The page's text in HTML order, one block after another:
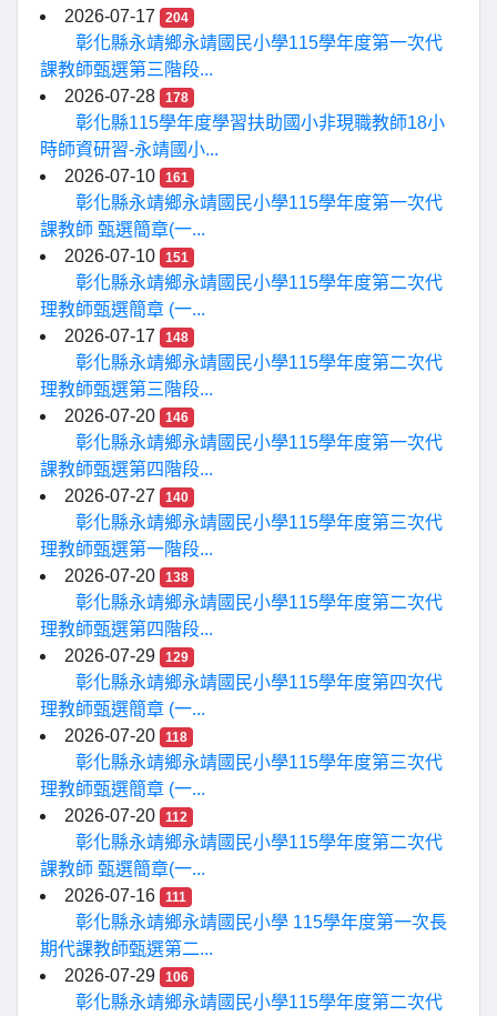
2026-07-17
204
彰化縣永靖鄉永靖國民小學115學年度第一次代
課教師甄選第三階段...
2026-07-28
178
彰化縣115學年度學習扶助國小非現職教師18小
時師資研習-永靖國小...
2026-07-10
161
彰化縣永靖鄉永靖國民小學115學年度第一次代
課教師 甄選簡章(一...
2026-07-10
151
彰化縣永靖鄉永靖國民小學115學年度第二次代
理教師甄選簡章 (一...
2026-07-17
148
彰化縣永靖鄉永靖國民小學115學年度第二次代
理教師甄選第三階段...
2026-07-20
146
彰化縣永靖鄉永靖國民小學115學年度第一次代
課教師甄選第四階段...
2026-07-27
140
彰化縣永靖鄉永靖國民小學115學年度第三次代
理教師甄選第一階段...
2026-07-20
138
彰化縣永靖鄉永靖國民小學115學年度第二次代
理教師甄選第四階段...
2026-07-29
129
彰化縣永靖鄉永靖國民小學115學年度第四次代
理教師甄選簡章 (一...
2026-07-20
118
彰化縣永靖鄉永靖國民小學115學年度第三次代
理教師甄選簡章 (一...
2026-07-20
112
彰化縣永靖鄉永靖國民小學115學年度第二次代
課教師 甄選簡章(一...
2026-07-16
111
彰化縣永靖鄉永靖國民小學 115學年度第一次長
期代課教師甄選第二...
2026-07-29
106
彰化縣永靖鄉永靖國民小學115學年度第二次代